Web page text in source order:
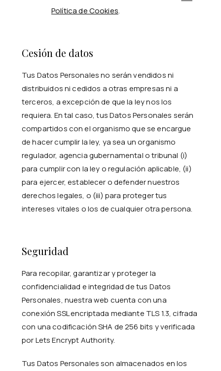
Política de Cookies.
Cesión de datos
Tus Datos Personales no serán vendidos ni
distribuidos ni cedidos a otras empresas ni a
terceros, a excepción de que la ley nos los
requiera. En tal caso, tus Datos Personales serán
compartidos con el organismo que se encargue
de hacer cumplir la ley, ya sea un organismo
regulador, agencia gubernamental o tribunal (i)
para cumplir con la ley o regulación aplicable, (ii)
para ejercer, establecer o defender nuestros
derechos legales, o (iii) para proteger tus
intereses vitales o los de cualquier otra persona.
Seguridad
Para recopilar, garantizar y proteger la
confidencialidad e integridad de tus Datos
Personales, nuestra web cuenta con una
conexión SSL encriptada mediante TLS 1.3, cifrada
con una codificación SHA de 256 bits y verificada
por Lets Encrypt Authority.
Tus Datos Personales son almacenados en los